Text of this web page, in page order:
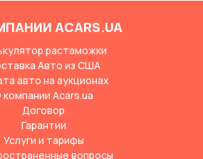
ACARS.UA
растаможки
Авто из США
авто на аукционах
компании Acars.ua
Договор
Гарантии
Услуги и тарифы
вопросы